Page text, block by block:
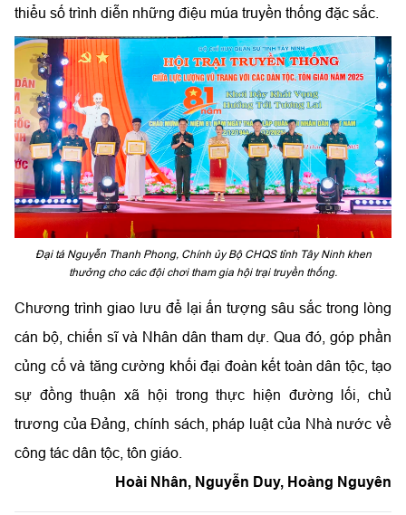
thiểu số trình diễn những điệu múa truyền thống đặc sắc.
Đại tá Nguyễn Thanh Phong, Chính ủy Bộ CHQS tỉnh Tây Ninh khen
thưởng cho các đội chơi tham gia hội trại truyền thống.
Chương trình giao lưu để lại ấn tượng sâu sắc trong lòng
cán bộ, chiến sĩ và Nhân dân tham dự. Qua đó, góp phần
củng cố và tăng cường khối đại đoàn kết toàn dân tộc, tạo
sự đồng thuận xã hội trong thực hiện đường lối, chủ
trương của Đảng, chính sách, pháp luật của Nhà nước về
công tác dân tộc, tôn giáo.
Hoài Nhân, Nguyễn Duy, Hoàng Nguyên